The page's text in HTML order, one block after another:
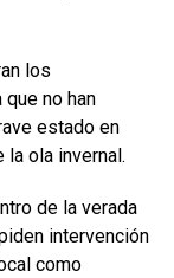
los
no han
estado en
la ola invernal.
de la verada
intervención
como